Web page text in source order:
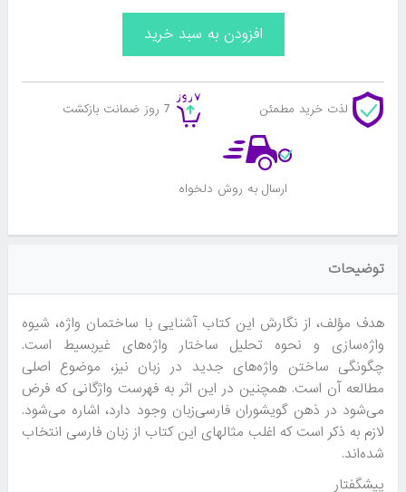
لذت خرید مطمئن 7 روز ضمانت بازکشت
ارسال به روش دلخواه
توضیحات
هدف مؤلف، از نگارش این کتاب آشنایی با ساختمان واژه، شیوه
واژه‌سازی و نحوه تحلیل ساختار واژه‌های غیربسیط است.
چگونگی ساختن واژه‌های جدید در زبان نیز، موضوع اصلی
مطالعه آن است. همچنین در این اثر به فهرست واژگانی که فرض
می‌شود در ذهن گویشوران فارسی‌زبان وجود دارد، اشاره می‌شود.
لازم به ذکر است که اغلب مثالهای این کتاب از زبان فارسی انتخاب
شده‌اند.
پیشگفتار